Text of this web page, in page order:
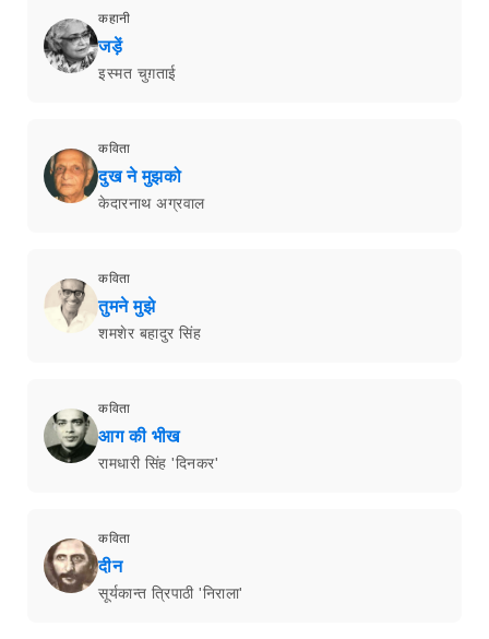
कहानी
जड़ें
इस्मत चुग़ताई
कविता
दुख ने मुझको
केदारनाथ अग्रवाल
कविता
तुमने मुझे
शमशेर बहादुर सिंह
कविता
आग की भीख
रामधारी सिंह 'दिनकर'
कविता
दीन
सूर्यकान्त त्रिपाठी 'निराला'